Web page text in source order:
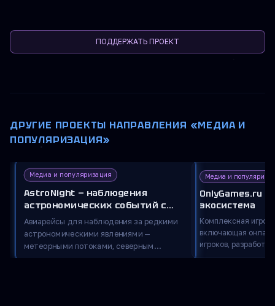
ПОДДЕРЖАТЬ ПРОЕКТ
ДРУГИЕ ПРОЕКТЫ НАПРАВЛЕНИЯ «МЕДИА И
ПОПУЛЯРИЗАЦИЯ»
Медиа и популяризация
AstroNight — наблюдения
астрономических событий с
высоты 10 000 метров
Авиарейсы для наблюдения за редкими
астрономическими явлениями —
метеорными потоками, северным
Медиа и
OnlyGames.ru —
экосистема
Комплексная
включающая
игроков,
киберспортсменов,